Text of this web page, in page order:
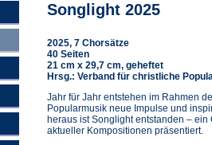
Songlight 2025
2025, 7 Chorsätze
40 Seiten
21 cm x 29,7 cm, geheftet
Hrsg.: Verband für christliche
Jahr für Jahr entstehen im Rahmen
Popularmusik neue Impulse und
heraus ist Songlight entstanden – ein
aktueller Kompositionen präsentiert.